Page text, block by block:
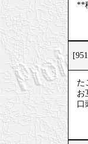
**
た
お
口